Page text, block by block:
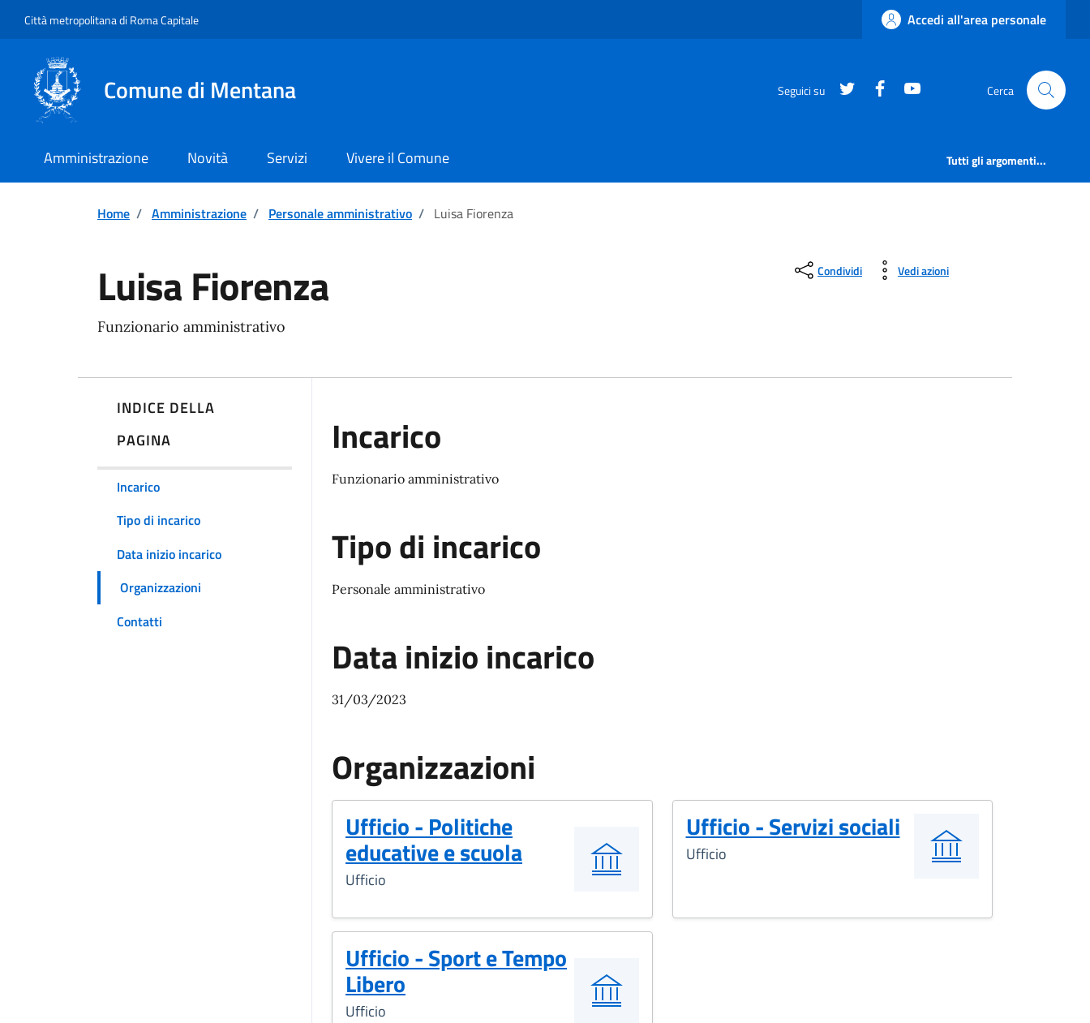
Città metropolitana di Roma Capitale Accedi all'area personale
Comune di Mentana Seguici su https://twitter.com/comunementana
https://www.facebook.com/
http://www.youtube.com/
Cerca
Amministrazione Novità Servizi Vivere il Comune Tutti gli argomenti...
Home / Amministrazione / Personale amministrativo / Luisa Fiorenza
Luisa Fiorenza
Funzionario amministrativo
Condividi Vedi azioni
INDICE DELLA
PAGINA
Incarico
Tipo di incarico
Data inizio incarico
Organizzazioni
Contatti
Incarico
Funzionario amministrativo
Tipo di incarico
Personale amministrativo
Data inizio incarico
31/03/2023
Organizzazioni
Ufficio - Politiche
educative e scuola
Ufficio
Ufficio - Servizi sociali
Ufficio
Ufficio - Sport e Tempo
Libero
Ufficio